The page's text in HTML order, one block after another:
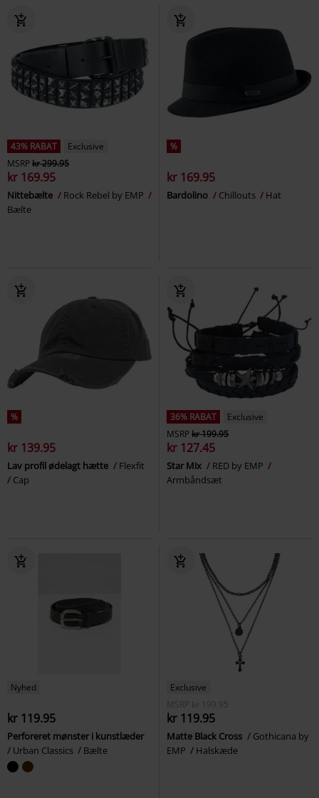
43% RABAT
Exclusive
MSRPkr 299.95
kr 169.95
Nittebælte
Rock Rebel by EMP
Bælte
%
kr 169.95
Bardolino Chillouts Hat
%
kr 139.95
Lav profil ødelagt hætte
Flexfit
Cap
36% RABAT
Exclusive
MSRPkr 199.95
kr 127.45
Star Mix
RED by EMP
Armbåndsæt
Nyhed
kr 119.95
Perforeret mønster i kunstlæder
Urban Classics
Bælte
Exclusive
MSRP
kr 199.95
kr 119.95
Matte Black Cross
Gothicana by
EMP
Halskæde